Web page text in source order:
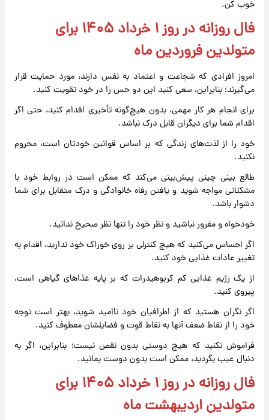
خوب کن.
فال روزانه در روز ۱ خرداد ۱۴۰۵ برای
متولدین فروردین ماه
امروز افرادی که شجاعت و اعتماد به نفس دارند، مورد حمایت قرار
می‌گیرند؛ بنابراین، سعی کنید این دو حس را در خود تقویت کنید.
برای انجام هر کار مهمی، بدون هیچ‌گونه تأخیری اقدام کنید، حتی اگر
اقدام شما برای دیگران قابل درک نباشد.
خود را از لذت‌های زندگی که بر اساس قوانین خودتان است، محروم
نکنید.
طالع بینی چینی پیش‌بینی می‌کند که ممکن است در روابط خود با
مشکلاتی مواجه شوید و یافتن رفاه خانوادگی و درک متقابل برای شما
دشوار باشد.
خودخواه و مغرور نباشید و نظر خود را تنها نظر صحیح ندانید.
اگر احساس می‌کنید که هیچ کنترلی بر روی خوراک خود ندارید، اقدام به
تغییر عادات غذایی خود کنید.
از یک رژیم غذایی کم کربوهیدرات که بر پایه غذاهای گیاهی است،
پیروی کنید.
اگر نگران هستید که از اطرافیان خود ناامید شوید، بهتر است توجه
خود را از نقاط ضعف آنها به نقاط قوت و فضایلشان معطوف کنید.
فراموش نکنید که هیچ دوستی بدون نقص نیست؛ بنابراین، اگر به
دنبال عیب بگردید، ممکن است بدون دوست بمانید.
فال روزانه در روز ۱ خرداد ۱۴۰۵ برای
متولدین اردیبهشت ماه